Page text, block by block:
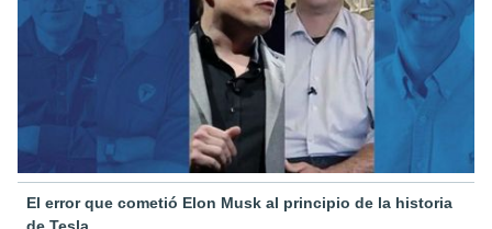
El error que cometió Elon Musk al principio de la historia